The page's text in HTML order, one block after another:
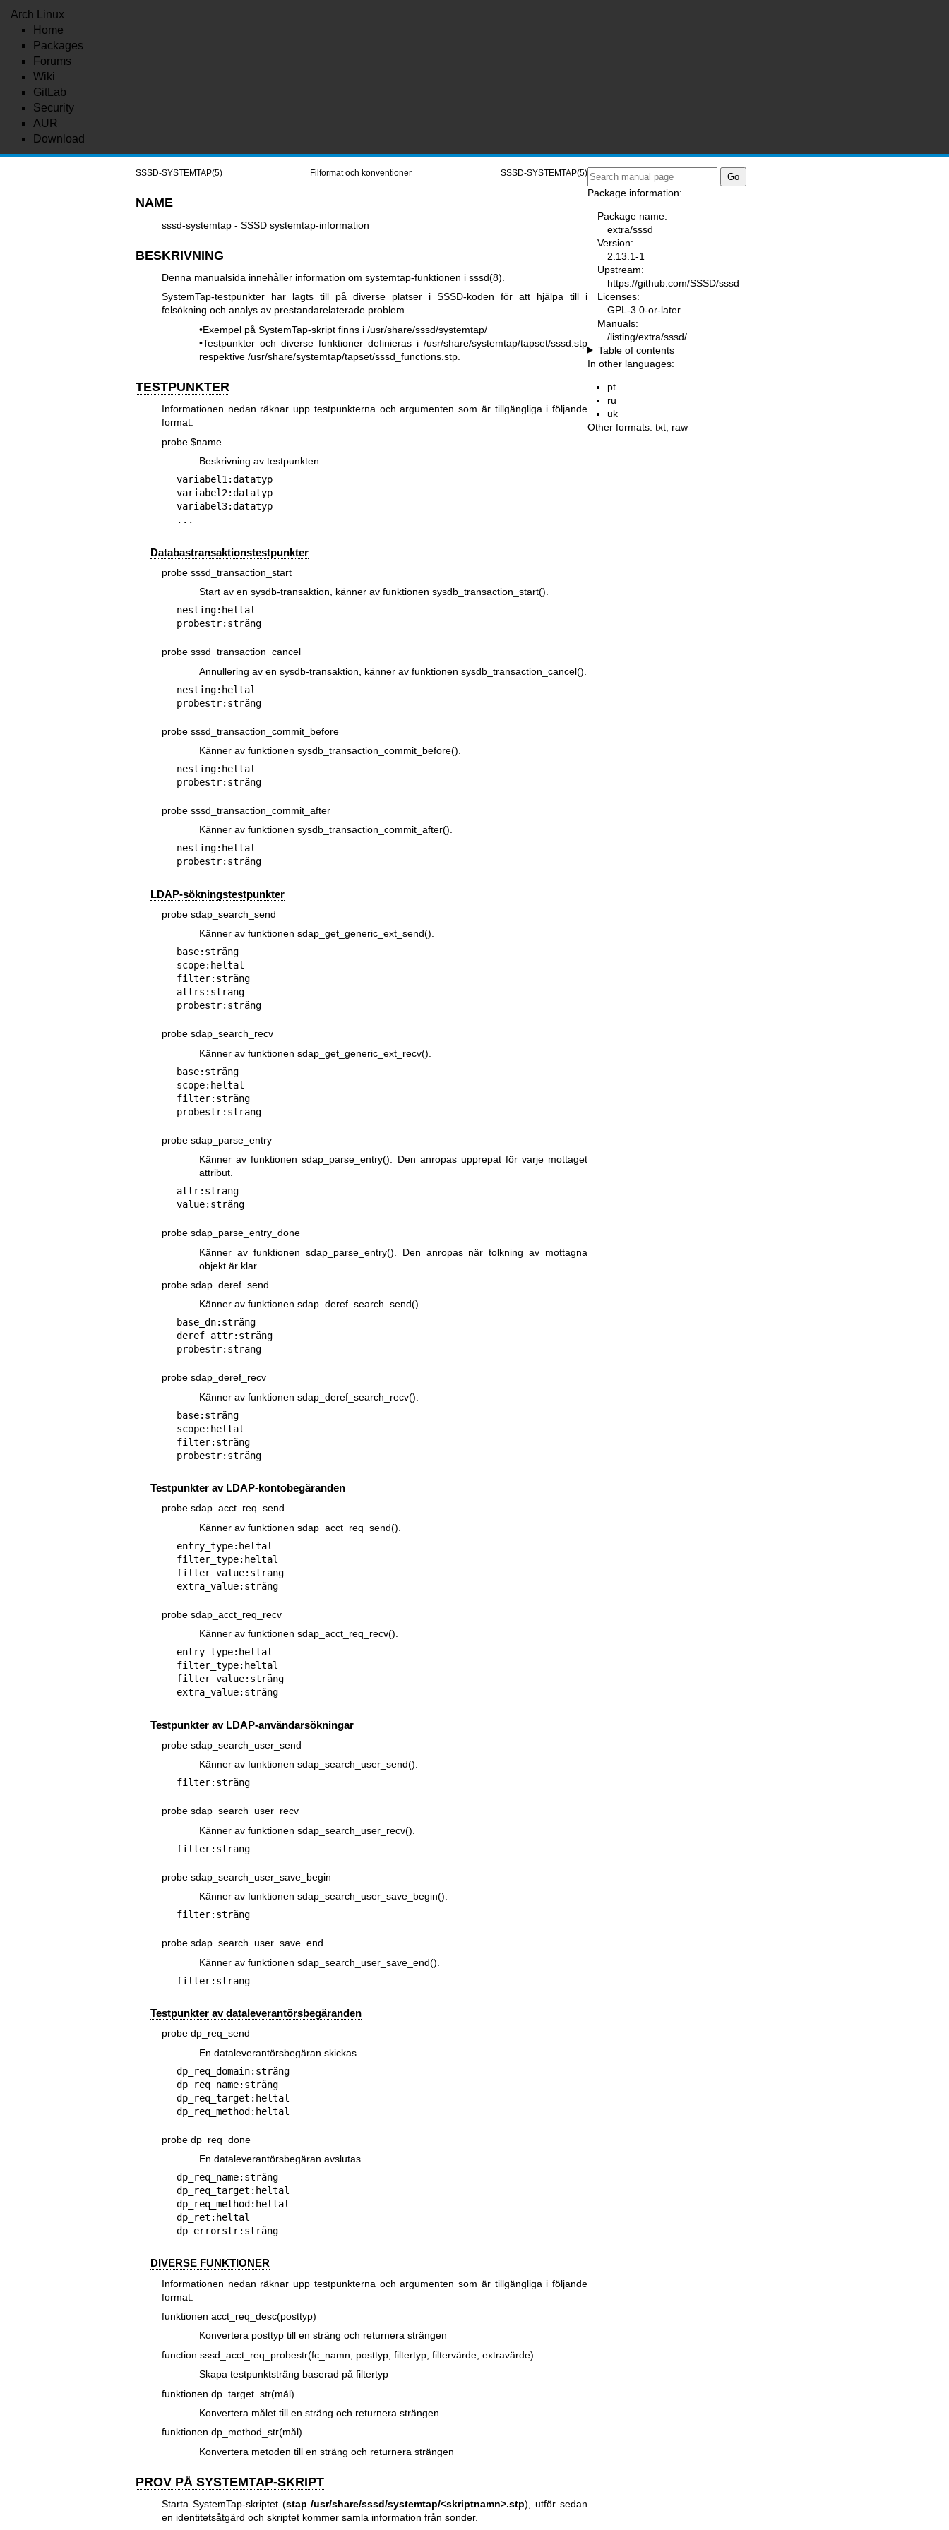
Arch Linux
Home
Packages
Forums
Wiki
GitLab
Security
AUR
Download
SSSD-SYSTEMTAP(5) Filformat och konventioner SSSD-SYSTEMTAP(5)
NAME
sssd-systemtap - SSSD systemtap-information
BESKRIVNING
Denna manualsida innehåller information om systemtap-funktionen i sssd(8)
SystemTap-testpunkter har lagts till på diverse platser i SSSD-koden för att hjälpa till i
felsökning och analys av prestandarelaterade problem.
•Exempel på SystemTap-skript finns i /usr/share/sssd/systemtap/
•Testpunkter och diverse funktioner definieras i /usr/share/systemtap/tapset/sssd.stp
respektive /usr/share/systemtap/tapset/sssd_functions.stp.
TESTPUNKTER
Informationen nedan räknar upp testpunkterna och argumenten som är tillgängliga i följande
format:
probe $name
Beskrivning av testpunkten
variabel1:datatyp
variabel2:datatyp
variabel3:datatyp
Databastransaktionstestpunkter
probe sssd_transaction_start
Start av en sysdb-transaktion, känner av funktionen sysdb_transaction_start().
nesting:heltal
probestr:sträng
probe sssd_transaction_cancel
Annullering av en sysdb-transaktion, känner av funktionen sysdb_transaction_cancel().
nesting:heltal
probestr:sträng
probe sssd_transaction_commit_before
Känner av funktionen sysdb_transaction_commit_before().
nesting:heltal
probestr:sträng
probe sssd_transaction_commit_after
Känner av funktionen sysdb_transaction_commit_after().
nesting:heltal
probestr:sträng
LDAP-sökningstestpunkter
probe sdap_search_send
Känner av funktionen sdap_get_generic_ext_send().
base:sträng
scope:heltal
filter:sträng
attrs:sträng
probestr:sträng
probe sdap_search_recv
Känner av funktionen sdap_get_generic_ext_recv().
base:sträng
scope:heltal
filter:sträng
probestr:sträng
probe sdap_parse_entry
Känner av funktionen sdap_parse_entry(). Den anropas upprepat för varje mottaget
attribut.
attr:sträng
value:sträng
probe sdap_parse_entry_done
Känner av funktionen sdap_parse_entry(). Den anropas när tolkning av mottagna
objekt är klar.
probe sdap_deref_send
Känner av funktionen sdap_deref_search_send().
base_dn:sträng
deref_attr:sträng
probestr:sträng
probe sdap_deref_recv
Känner av funktionen sdap_deref_search_recv().
base:sträng
scope:heltal
filter:sträng
probestr:sträng
Testpunkter av LDAP-kontobegäranden
probe sdap_acct_req_send
Känner av funktionen sdap_acct_req_send().
entry_type:heltal
filter_type:heltal
filter_value:sträng
extra_value:sträng
probe sdap_acct_req_recv
Känner av funktionen sdap_acct_req_recv().
entry_type:heltal
filter_type:heltal
filter_value:sträng
extra_value:sträng
Testpunkter av LDAP-användarsökningar
probe sdap_search_user_send
Känner av funktionen sdap_search_user_send().
filter:sträng
probe sdap_search_user_recv
Känner av funktionen sdap_search_user_recv().
filter:sträng
probe sdap_search_user_save_begin
Känner av funktionen sdap_search_user_save_begin().
filter:sträng
probe sdap_search_user_save_end
Känner av funktionen sdap_search_user_save_end().
filter:sträng
Testpunkter av dataleverantörsbegäranden
probe dp_req_send
En dataleverantörsbegäran skickas.
dp_req_domain:sträng
dp_req_name:sträng
dp_req_target:heltal
probe dp_req_done
En dataleverantörsbegäran avslutas.
dp_req_name:sträng
dp_req_target:heltal
dp_req_method:heltal
dp_ret:heltal
dp_errorstr:sträng
DIVERSE FUNKTIONER
Informationen nedan räknar upp testpunkterna och argumenten som är tillgängliga i följande
format:
funktionen acct_req_desc(posttyp)
Konvertera posttyp till en sträng och returnera strängen
function sssd_acct_req_probestr(fc_namn, posttyp, filtertyp, filtervärde, extravärde)
Skapa testpunktsträng baserad på filtertyp
funktionen dp_target_str(mål)
Konvertera målet till en sträng och returnera strängen
funktionen dp_method_str(mål)
Konvertera metoden till en sträng och returnera strängen
PROV PÅ SYSTEMTAP-SKRIPT
Starta SystemTap-skriptet (stap /usr/share/sssd/systemtap/<skriptnamn>.stp), utför sedan
en identitetsåtgärd och skriptet kommer samla information från sonder.
Package information:
Package name:
extra/sssd
Version:
2.13.1-1
Upstream:
https://github.com/SSSD/sssd
Licenses:
GPL-3.0-or-later
Manuals:
/listing/extra/sssd/
Table of contents
In other languages:
pt
ru
uk
Other formats: txt raw